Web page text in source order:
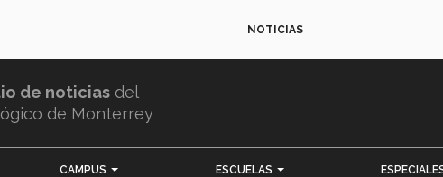
NOTICIAS
de noticias del
de Monterrey
CAMPUS ESCUELAS